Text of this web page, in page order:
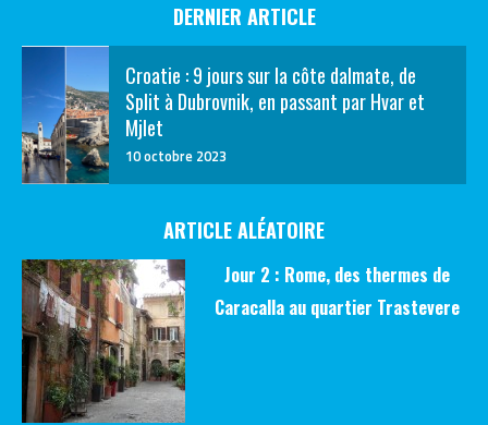
DERNIER ARTICLE
Croatie : 9 jours sur la côte dalmate, de
Split à Dubrovnik, en passant par Hvar et
Mjlet
10 octobre 2023
ARTICLE ALÉATOIRE
Jour 2 : Rome, des thermes de
Caracalla au quartier Trastevere